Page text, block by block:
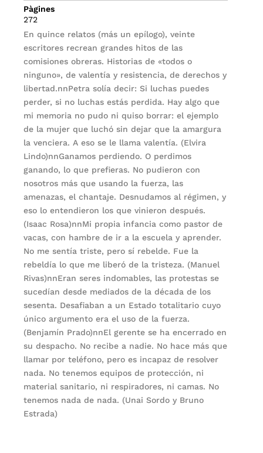
Pàgines
272
En quince relatos (más un epílogo), veinte
escritores recrean grandes hitos de las
comisiones obreras. Historias de «todos o
ninguno», de valentía y resistencia, de derechos y
libertad.nnPetra solía decir: Si luchas puedes
perder, si no luchas estás perdida. Hay algo que
mi memoria no pudo ni quiso borrar: el ejemplo
de la mujer que luchó sin dejar que la amargura
la venciera. A eso se le llama valentía. (Elvira
Lindo)nnGanamos perdiendo. O perdimos
ganando, lo que prefieras. No pudieron con
nosotros más que usando la fuerza, las
amenazas, el chantaje. Desnudamos al régimen, y
eso lo entendieron los que vinieron después.
(Isaac Rosa)nnMi propia infancia como pastor de
vacas, con hambre de ir a la escuela y aprender.
No me sentía triste, pero sí rebelde. Fue la
rebeldía lo que me liberó de la tristeza. (Manuel
Rivas)nnEran seres indomables, las protestas se
sucedían desde mediados de la década de los
sesenta. Desafiaban a un Estado totalitario cuyo
único argumento era el uso de la fuerza.
(Benjamín Prado)nnEl gerente se ha encerrado en
su despacho. No recibe a nadie. No hace más que
llamar por teléfono, pero es incapaz de resolver
nada. No tenemos equipos de protección, ni
material sanitario, ni respiradores, ni camas. No
tenemos nada de nada. (Unai Sordo y Bruno
Estrada)